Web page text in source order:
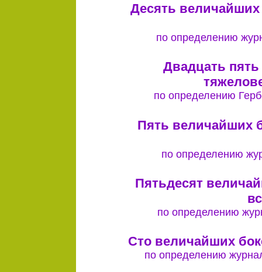
Десять величайших
по определению
Двадцать
по определению
Пять величайших
по определению
Пятьдесят
по определению
Сто величайших
по определению